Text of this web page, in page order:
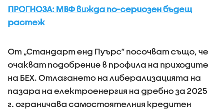
ПРОГНОЗА: МВФ вижда по-сериозен бъдещ
растеж
От „Стандарт енд Пуърс” посочват също, че
очакват подобрение в профила на приходите
на БЕХ. Отлагането на либерализацията на
пазара на електроенергия на дребно за 2025
г. ограничава самостоятелния кредитен